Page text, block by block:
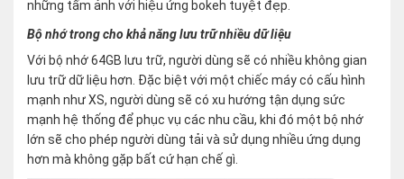
những tấm ảnh với hiệu ứng bokeh tuyệt đẹp.
Bộ nhớ trong cho khả năng lưu trữ nhiều dữ liệu
Với bộ nhớ 64GB lưu trữ, người dùng sẽ có nhiều không gian
lưu trữ dữ liệu hơn. Đặc biệt với một chiếc máy có cấu hình
mạnh như XS, người dùng sẽ có xu hướng tận dụng sức
mạnh hệ thống để phục vụ các nhu cầu, khi đó một bộ nhớ
lớn sẽ cho phép người dùng tải và sử dụng nhiều ứng dụng
hơn mà không gặp bất cứ hạn chế gì.